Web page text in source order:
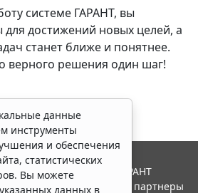
системе ГАРАНТ, вы
для достижений новых целей, а
станет ближе и понятнее.
верного решения один шаг!
данные
инструменты
и обеспечения
статистических
Вы можете
данных в
2026. Система ГАРАНТ
Компания "Гарант" и ее партнеры